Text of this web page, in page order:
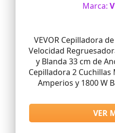
Marca:
VEVOR Cepilladora
Velocidad
y Blanda 33 cm de
Cepilladora 2
Amperios y 1800 W
VER